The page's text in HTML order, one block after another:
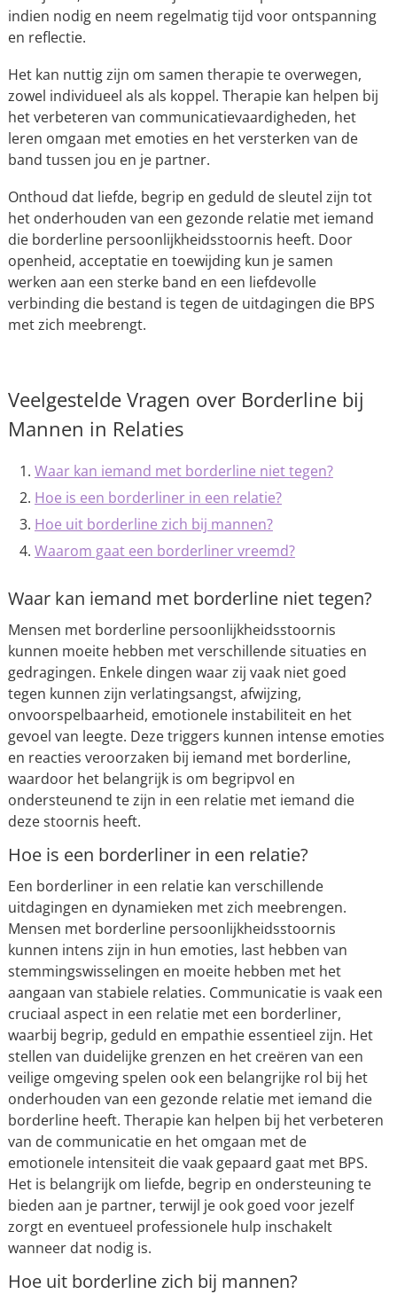
indien nodig en neem regelmatig tijd voor ontspanning
en reflectie.
Het kan nuttig zijn om samen therapie te overwegen,
zowel individueel als als koppel. Therapie kan helpen bij
het verbeteren van communicatievaardigheden, het
leren omgaan met emoties en het versterken van de
band tussen jou en je partner.
Onthoud dat liefde, begrip en geduld de sleutel zijn tot
het onderhouden van een gezonde relatie met iemand
die borderline persoonlijkheidsstoornis heeft. Door
openheid, acceptatie en toewijding kun je samen
werken aan een sterke band en een liefdevolle
verbinding die bestand is tegen de uitdagingen die BPS
met zich meebrengt.
Veelgestelde Vragen over Borderline bij
Mannen in Relaties
Waar kan iemand met borderline niet tegen?
Hoe is een borderliner in een relatie?
Hoe uit borderline zich bij mannen?
Waarom gaat een borderliner vreemd?
Waar kan iemand met borderline niet tegen?
Mensen met borderline persoonlijkheidsstoornis
kunnen moeite hebben met verschillende situaties en
gedragingen. Enkele dingen waar zij vaak niet goed
tegen kunnen zijn verlatingsangst, afwijzing,
onvoorspelbaarheid, emotionele instabiliteit en het
gevoel van leegte. Deze triggers kunnen intense emoties
en reacties veroorzaken bij iemand met borderline,
waardoor het belangrijk is om begripvol en
ondersteunend te zijn in een relatie met iemand die
deze stoornis heeft.
Hoe is een borderliner in een relatie?
Een borderliner in een relatie kan verschillende
uitdagingen en dynamieken met zich meebrengen.
Mensen met borderline persoonlijkheidsstoornis
kunnen intens zijn in hun emoties, last hebben van
stemmingswisselingen en moeite hebben met het
aangaan van stabiele relaties. Communicatie is vaak een
cruciaal aspect in een relatie met een borderliner,
waarbij begrip, geduld en empathie essentieel zijn. Het
stellen van duidelijke grenzen en het creëren van een
veilige omgeving spelen ook een belangrijke rol bij het
onderhouden van een gezonde relatie met iemand die
borderline heeft. Therapie kan helpen bij het verbeteren
van de communicatie en het omgaan met de
emotionele intensiteit die vaak gepaard gaat met BPS.
Het is belangrijk om liefde, begrip en ondersteuning te
bieden aan je partner, terwijl je ook goed voor jezelf
zorgt en eventueel professionele hulp inschakelt
wanneer dat nodig is.
Hoe uit borderline zich bij mannen?